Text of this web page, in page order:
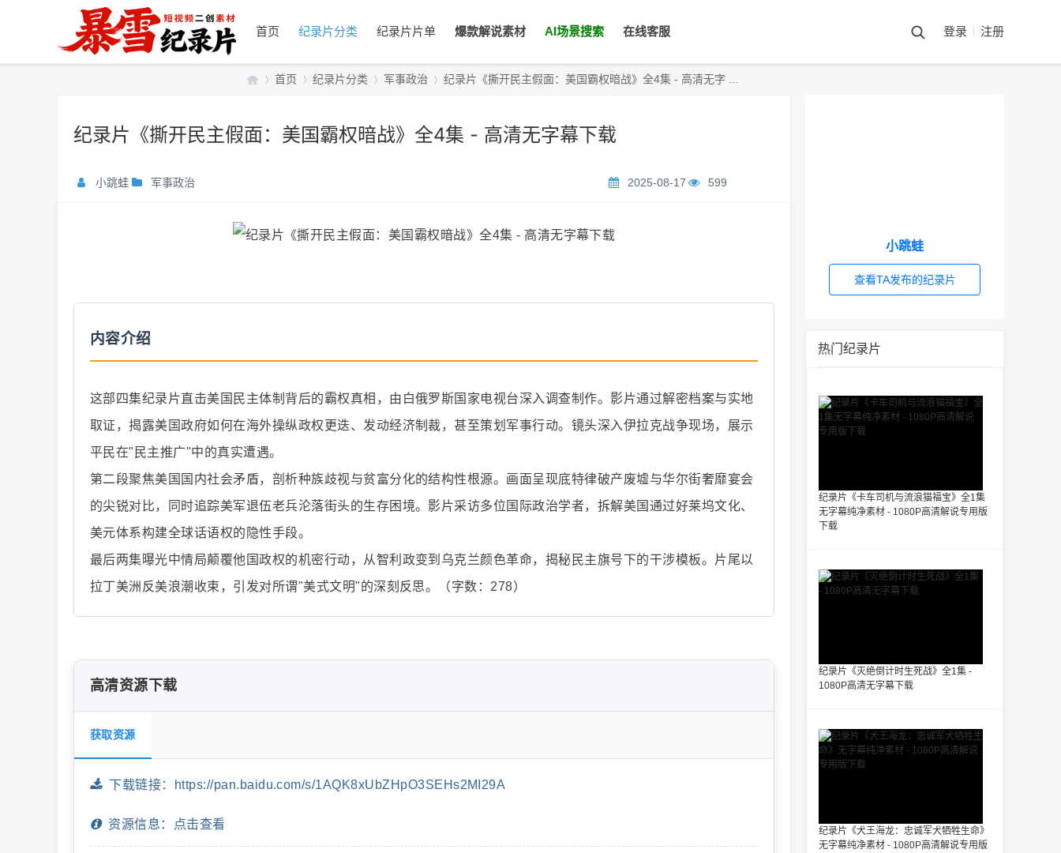
首页 纪录片分类 纪录片片单 爆款解说素材 AI场景搜索 在线客服 登录 注册
暴
雪
录
片
»
首页
›
纪录片分类
›
军事政治
›
纪录片《撕开民主假面：美国霸权暗战》全4集 - 高清无字 ...
纪录片《撕开民主假面：美国霸权暗战》全4集 - 高清无字幕下载
小跳蛙 军事政治 2025-08-17 599
内容介绍
这部四集纪录片直击美国民主体制背后的霸权真相，由白俄罗斯国家电视台深入调查制作。影片通过解密档案与实地
取证，揭露美国政府如何在海外操纵政权更迭、发动经济制裁，甚至策划军事行动。镜头深入伊拉克战争现场，展示
平民在"民主推广"中的真实遭遇。
第二段聚焦美国国内社会矛盾，剖析种族歧视与贫富分化的结构性根源。画面呈现底特律破产废墟与华尔街奢靡宴会
的尖锐对比，同时追踪美军退伍老兵沦落街头的生存困境。影片采访多位国际政治学者，拆解美国通过好莱坞文化、
美元体系构建全球话语权的隐性手段。
最后两集曝光中情局颠覆他国政权的机密行动，从智利政变到乌克兰颜色革命，揭秘民主旗号下的干涉模板。片尾以
拉丁美洲反美浪潮收束，引发对所谓"美式文明"的深刻反思。（字数：278）
高清资源下载
获取资源
下载链接：https://pan.baidu.com/s/1AQK8xUbZHpO3SEHs2MI29A
资源信息：点击查看
小跳蛙
查看TA发布的纪录片
热门纪录片
纪录片《卡车司机与流浪猫福宝》全1集
无字幕纯净素材 - 1080P高清解说专用版
下载
纪录片《灭绝倒计时生死战》全1集 -
1080P高清无字幕下载
纪录片《犬王海龙：忠诚军犬牺牲生命》
无字幕纯净素材 - 1080P高清解说专用版